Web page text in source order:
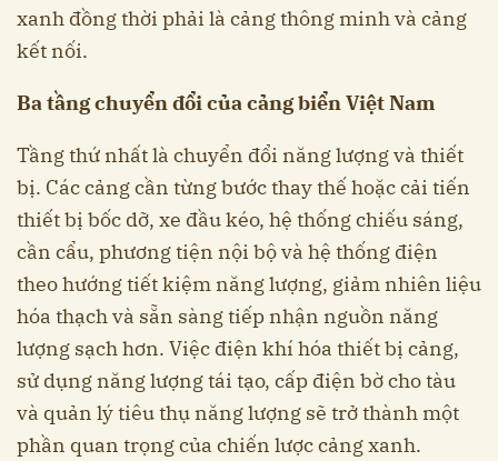
xanh đồng thời phải là cảng thông minh và cảng
kết nối.
Ba tầng chuyển đổi của cảng biển Việt Nam
Tầng thứ nhất là chuyển đổi năng lượng và thiết
bị. Các cảng cần từng bước thay thế hoặc cải tiến
thiết bị bốc dỡ, xe đầu kéo, hệ thống chiếu sáng,
cần cẩu, phương tiện nội bộ và hệ thống điện
theo hướng tiết kiệm năng lượng, giảm nhiên liệu
hóa thạch và sẵn sàng tiếp nhận nguồn năng
lượng sạch hơn. Việc điện khí hóa thiết bị cảng,
sử dụng năng lượng tái tạo, cấp điện bờ cho tàu
và quản lý tiêu thụ năng lượng sẽ trở thành một
phần quan trọng của chiến lược cảng xanh.